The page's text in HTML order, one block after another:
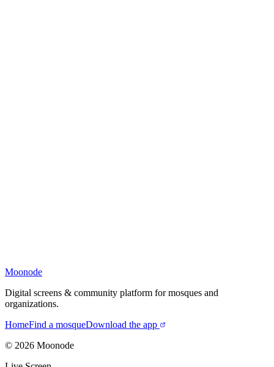
Moonode
Digital screens & community platform for mosques and
organizations.
HomeFind a mosqueDownload the app
© 2026 Moonode